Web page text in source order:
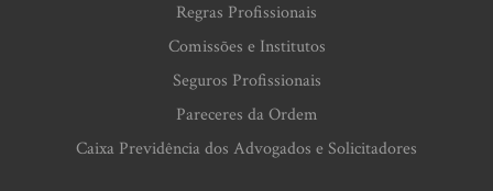
Regras Profissionais
Comissões e Institutos
Seguros Profissionais
Pareceres da Ordem
Caixa Previdência dos Advogados e Solicitadores